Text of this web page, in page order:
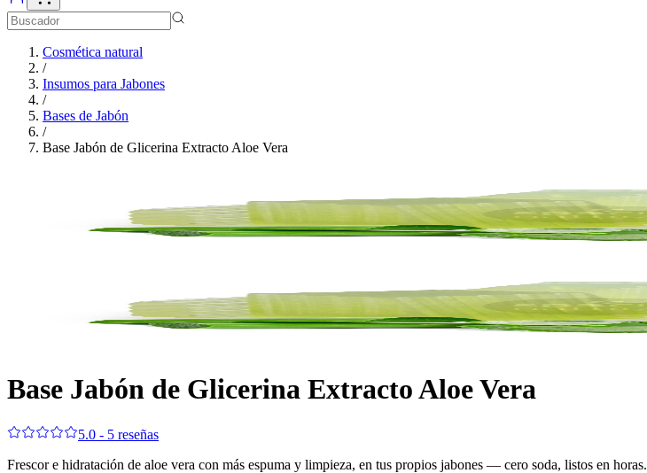
Cosmética natural
/
Insumos para Jabones
/
Bases de Jabón
/
Base Jabón de Glicerina Extracto Aloe Vera
Base Jabón de Glicerina Extracto Aloe Vera
5.0 - 5 reseñas
Frescor e hidratación de aloe vera con más espuma y limpieza, en tus propios jabones — cero soda, listos en horas.